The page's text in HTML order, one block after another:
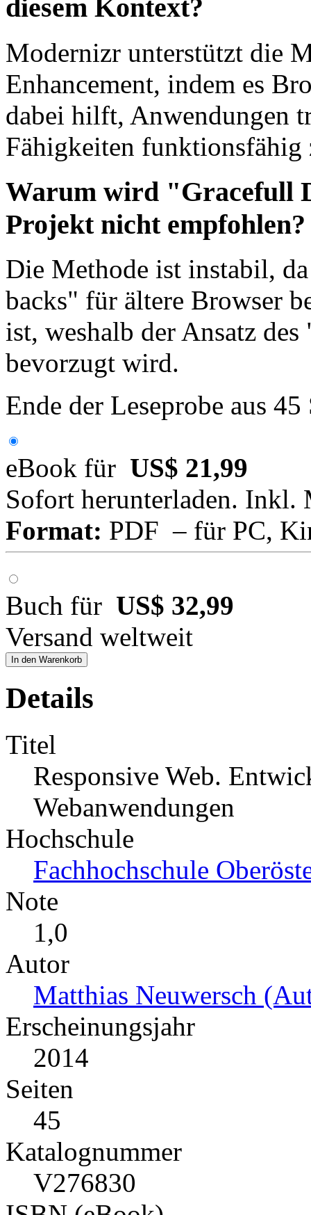
diesem Kontext?
Modernizr unterstützt die
Enhancement, indem es
dabei hilft, Anwendungen
Fähigkeiten funktionsfähig
Warum wird "Gracefull
Projekt nicht empfohlen?
Die Methode ist instabil,
backs" für ältere Browser
ist, weshalb der Ansatz
bevorzugt wird.
Ende der Leseprobe aus
eBook für US$ 21,99
Sofort herunterladen. Inkl.
Format: PDF – für PC,
Buch für US$ 32,99
Versand weltweit
In den Warenkorb
Details
Titel
Responsive Web.
Webanwendungen
Hochschule
Fachhochschule
Note
1,0
Autor
Matthias Neuwersch
Erscheinungsjahr
2014
Seiten
45
Katalognummer
V276830